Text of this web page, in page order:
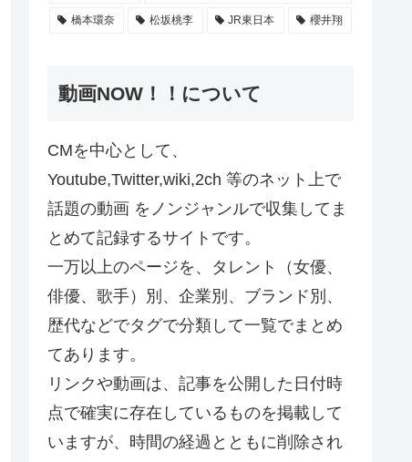
橋本環奈 松坂桃李 JR東日本 櫻井翔
動画NOW！！について
CMを中心として、
Youtube,Twitter,wiki,2ch 等のネット上で
話題の動画 をノンジャンルで収集してま
とめて記録するサイトです。
一万以上のページを、タレント（女優、
俳優、歌手）別、企業別、ブランド別、
歴代などでタグで分類して一覧でまとめ
てあります。
リンクや動画は、記事を公開した日付時
点で確実に存在しているものを掲載して
いますが、時間の経過とともに削除され